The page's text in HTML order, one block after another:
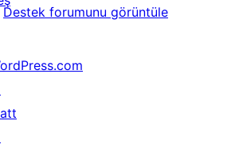
Destek forumunu görüntüle